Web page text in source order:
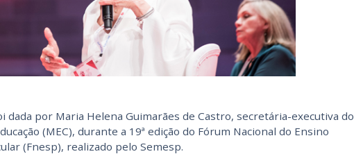
dada por Maria Helena Guimarães de Castro, secretária-executiva do
(MEC), durante a 19ª edição do Fórum Nacional do Ensino
(Fnesp), realizado pelo Semesp.